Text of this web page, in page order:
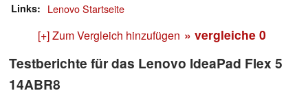
Links
Lenovo Startseite
[+] Zum Vergleich hinzufügen » vergleiche 0
Testberichte für das Lenovo IdeaPad Flex 5
14ABR8